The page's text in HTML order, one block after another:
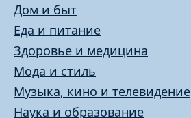
Дом и быт
Еда и питание
Здоровье и медицина
Мода и стиль
Музыка, кино и телевидение
Наука и образование